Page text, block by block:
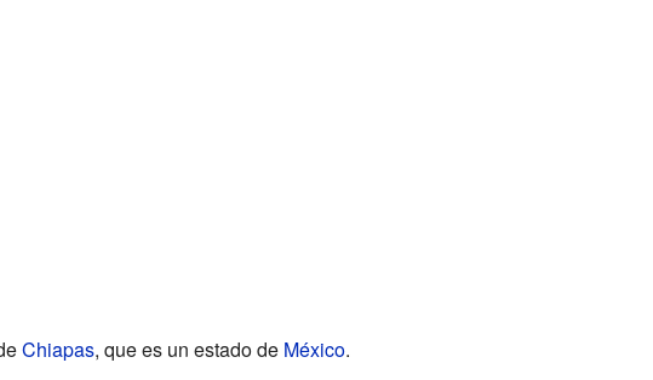
Chiapas, que es un estado de México.